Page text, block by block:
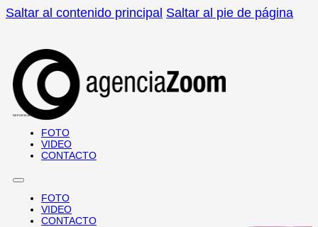
Saltar al contenido principal Saltar al pie de página
REPORTAJES · DOCUMENTALES
FOTO
VIDEO
CONTACTO
FOTO
VIDEO
CONTACTO